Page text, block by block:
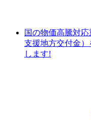
国の物価高騰対
支援地方交付金
します!